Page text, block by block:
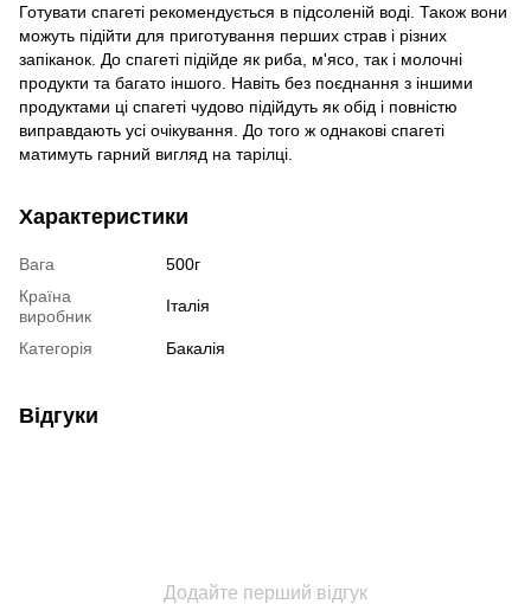
Готувати спагеті рекомендується в підсоленій воді. Також вони
можуть підійти для приготування перших страв і різних
запіканок. До спагеті підійде як риба, м'ясо, так і молочні
продукти та багато іншого. Навіть без поєднання з іншими
продуктами ці спагеті чудово підійдуть як обід і повністю
виправдають усі очікування. До того ж однакові спагеті
матимуть гарний вигляд на тарілці.
Характеристики
Вага
500г
Країна
виробник
Італія
Категорія Бакалія
Відгуки
Додайте перший відгук